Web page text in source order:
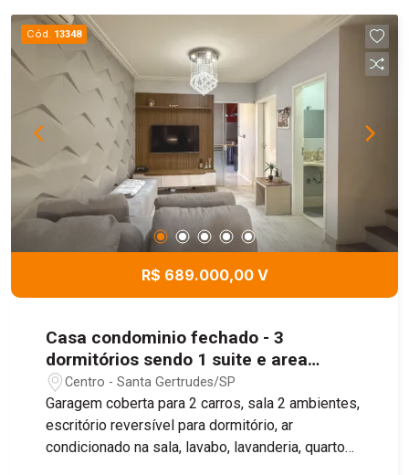
Cód. 13348
R$ 689.000,00 V
Casa condominio fechado - 3
dormitórios sendo 1 suite e area
gourmet- Santa Gertrudes - SP
Centro - Santa Gertrudes/SP
Garagem coberta para 2 carros, sala 2 ambientes,
escritório reversível para dormitório, ar
condicionado na sala, lavabo, lavanderia, quarto